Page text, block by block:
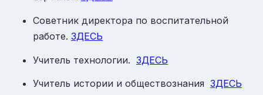
Советник директора по воспитательной
работе. ЗДЕСЬ
Учитель технологии. ЗДЕСЬ
Учитель истории и обществознания ЗДЕСЬ